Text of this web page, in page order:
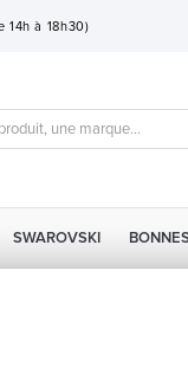
14h à 18h30)
SWAROVSKI